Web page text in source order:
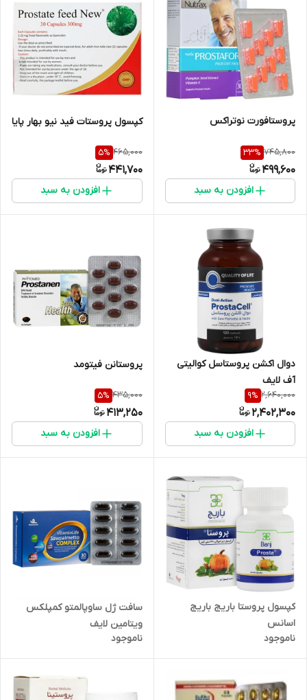
پروستافورت نوتراکس
745,800
33%
499,600
افزودن به سبد
کپسول پروستات فید نیو بهار پایا
465,000
5%
441,700
افزودن به سبد
دوال اکشن پروستاسل کوالیتی
آف لایف
2,640,000
9%
2,402,300
افزودن به سبد
پروستانن فیتومد
435,000
5%
413,250
افزودن به سبد
کپسول پروستا باریج باریج
اسانس
ناموجود
سافت ژل ساوپالمتو کمپلکس
ویتامین لایف
ناموجود